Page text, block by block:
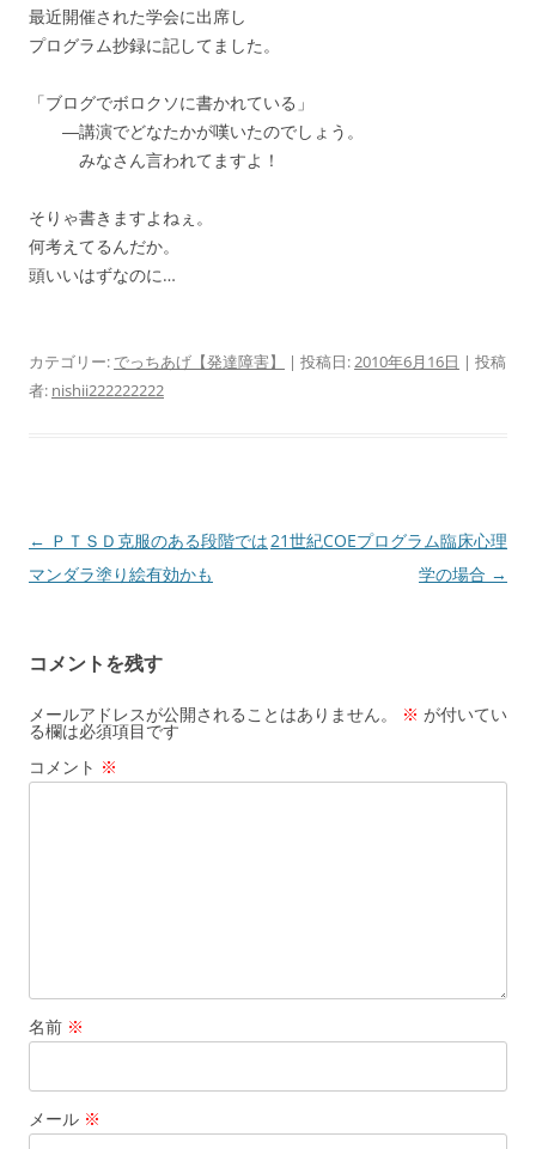
最近開催された学会に出席し
プログラム抄録に記してました。
「ブログでボロクソに書かれている」
―講演でどなたかが嘆いたのでしょう。
みなさん言われてますよ！
そりゃ書きますよねぇ。
何考えてるんだか。
頭いいはずなのに…
カテゴリー: でっちあげ【発達障害】 | 投稿日:2010年6月16日 | 投稿
者: nishii222222222
投
稿
ゲ
ー
シ
ョ
← ＰＴＳＤ克服のある段階では
マンダラ塗り絵有効かも
21世紀COEプログラム臨床心理
学の場合 →
コメントを残す
メールアドレスが公開されることはありません。 ※ が付いてい
る欄は必須項目です
コメント ※
名前 ※
メール ※